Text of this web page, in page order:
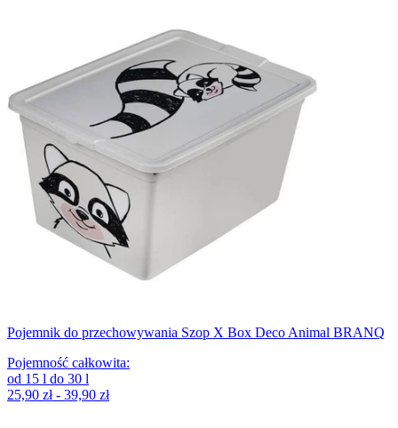
Pojemnik do przechowywania Szop X Box Deco Animal BRANQ
Pojemność całkowita:
od 15 l do 30 l
25,90 zł - 39,90 zł